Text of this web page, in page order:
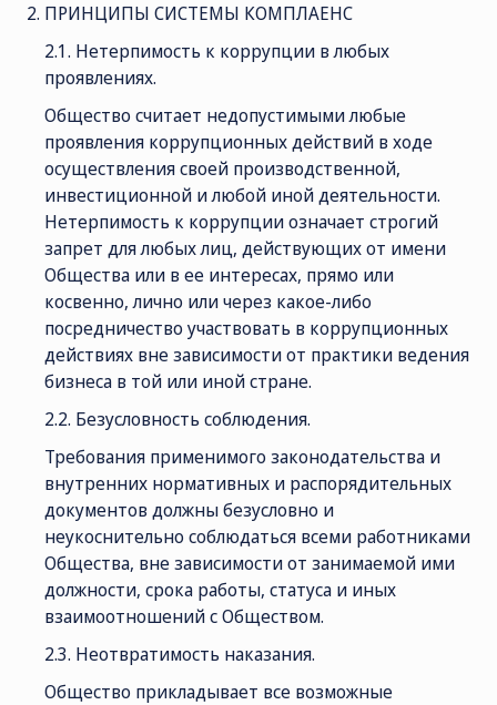
ПРИНЦИПЫ СИСТЕМЫ КОМПЛАЕНС
2.1. Нетерпимость к коррупции в любых
проявлениях.
Общество считает недопустимыми любые
проявления коррупционных действий в ходе
осуществления своей производственной,
инвестиционной и любой иной деятельности.
Нетерпимость к коррупции означает строгий
запрет для любых лиц, действующих от имени
Общества или в ее интересах, прямо или
косвенно, лично или через какое-либо
посредничество участвовать в коррупционных
действиях вне зависимости от практики ведения
бизнеса в той или иной стране.
2.2. Безусловность соблюдения.
Требования применимого законодательства и
внутренних нормативных и распорядительных
документов должны безусловно и
неукоснительно соблюдаться всеми работниками
Общества, вне зависимости от занимаемой ими
должности, срока работы, статуса и иных
взаимоотношений с Обществом.
2.3. Неотвратимость наказания.
Общество прикладывает все возможные